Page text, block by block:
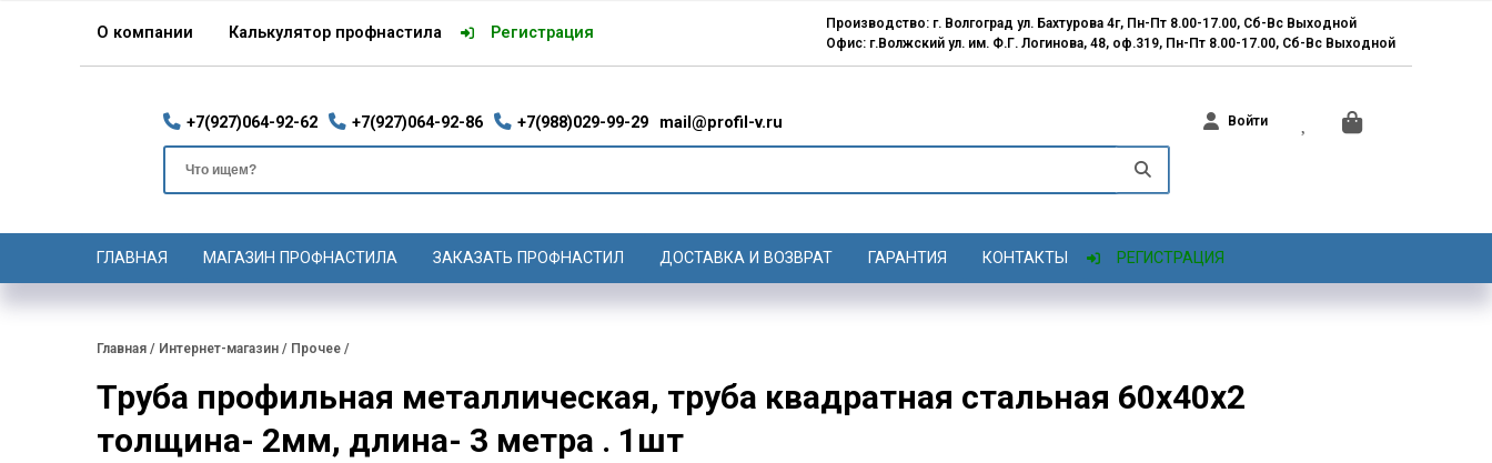
О компании Калькулятор профнастила Регистрация
Производство: г. Волгоград ул. Бахтурова 4г, Пн-Пт 8.00-17.00, Сб-Вс Выходной
Офис: г.Волжский ул. им. Ф.Г. Логинова, 48, оф.319, Пн-Пт 8.00-17.00, Сб-Вс Выходной
+7(927)064-92-62 +7(927)064-92-86 +7(988)029-99-29 mail@profil-v.ru Войти
ГЛАВНАЯ МАГАЗИН ПРОФНАСТИЛА ЗАКАЗАТЬ ПРОФНАСТИЛ ДОСТАВКА И ВОЗВРАТ ГАРАНТИЯ КОНТАКТЫ РЕГИСТРАЦИЯ
Главная / Интернет-магазин / Прочее /
Труба профильная металлическая, труба квадратная стальная 60х40x2
толщина- 2мм, длина- 3 метра . 1шт